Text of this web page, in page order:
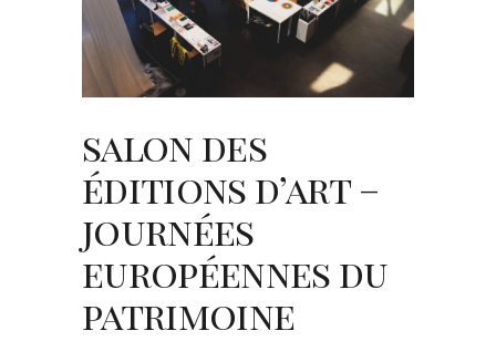
salon des
éditions d’art –
journées
européennes du
patrimoine